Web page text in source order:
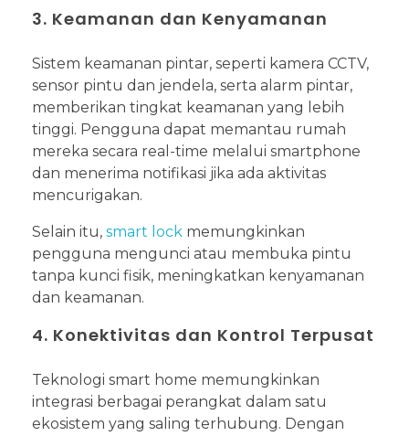
3. Keamanan dan Kenyamanan
Sistem keamanan pintar, seperti kamera CCTV,
sensor pintu dan jendela, serta alarm pintar,
memberikan tingkat keamanan yang lebih
tinggi. Pengguna dapat memantau rumah
mereka secara real-time melalui smartphone
dan menerima notifikasi jika ada aktivitas
mencurigakan.
Selain itu, smart lock memungkinkan
pengguna mengunci atau membuka pintu
tanpa kunci fisik, meningkatkan kenyamanan
dan keamanan.
4. Konektivitas dan Kontrol Terpusat
Teknologi smart home memungkinkan
integrasi berbagai perangkat dalam satu
ekosistem yang saling terhubung. Dengan